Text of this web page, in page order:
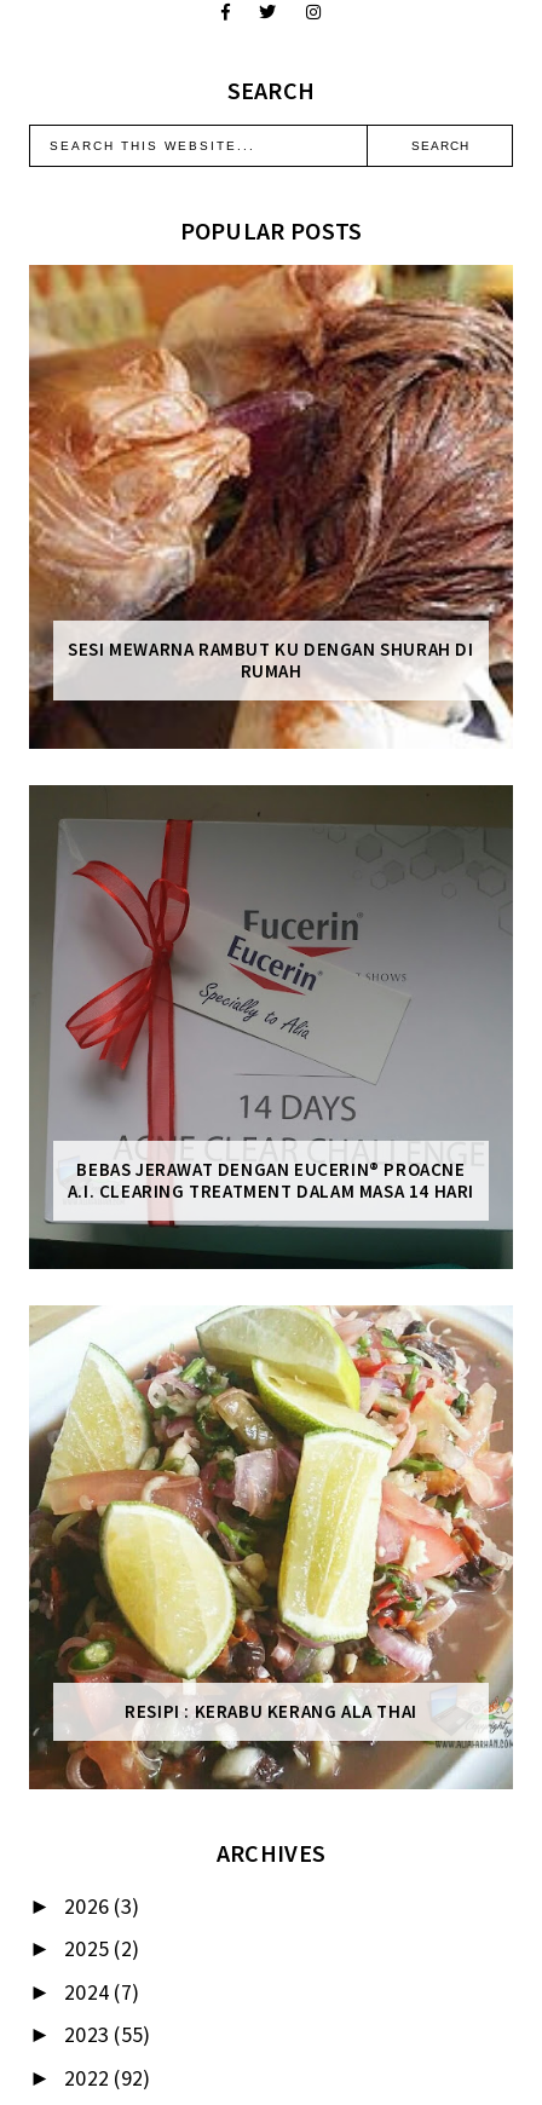
SEARCH
POPULAR POSTS
SESI MEWARNA RAMBUT KU DENGAN SHURAH DI
RUMAH
BEBAS JERAWAT DENGAN EUCERIN® PROACNE
A.I. CLEARING TREATMENT DALAM MASA 14 HARI
RESIPI : KERABU KERANG ALA THAI
ARCHIVES
► 2026 (3)
► 2025 (2)
► 2024 (7)
► 2023 (55)
► 2022 (92)